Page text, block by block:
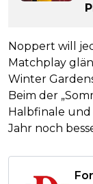
Noppert will
Matchplay
Winter
Beim der
Halbfinale und
Jahr noch